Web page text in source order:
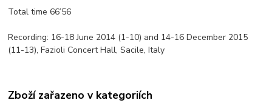
Total time 66’56
Recording: 16-18 June 2014 (1-10) and 14-16 December 2015
(11-13), Fazioli Concert Hall, Sacile, Italy
Zboží zařazeno v kategoriích